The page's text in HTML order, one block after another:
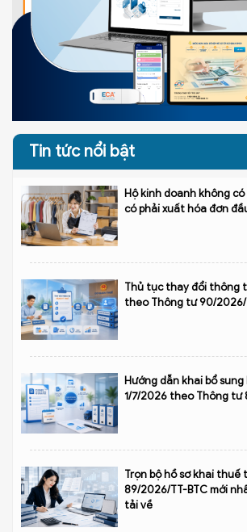
Tin tức nổi bật
Hộ kinh doanh không
có phải xuất hóa đơn
Thủ tục thay đổi thông
theo Thông tư 90/2026/
Hướng dẫn khai bổ
1/7/2026 theo Thông tư
Trọn bộ hồ sơ khai thuế
89/2026/TT-BTC mới
tải về